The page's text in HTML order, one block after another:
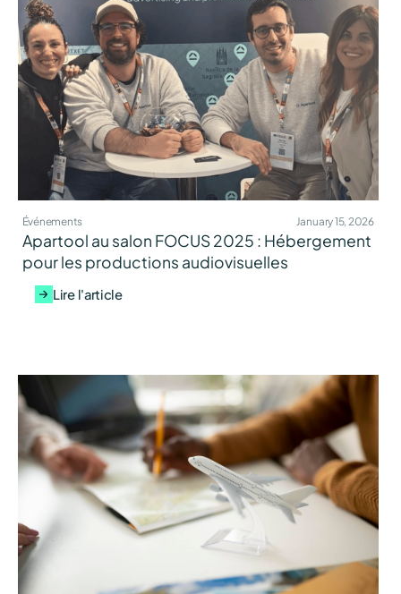
Événements January 15, 2026
Apartool au salon FOCUS 2025 : Hébergement
pour les productions audiovisuelles
Lire l'article